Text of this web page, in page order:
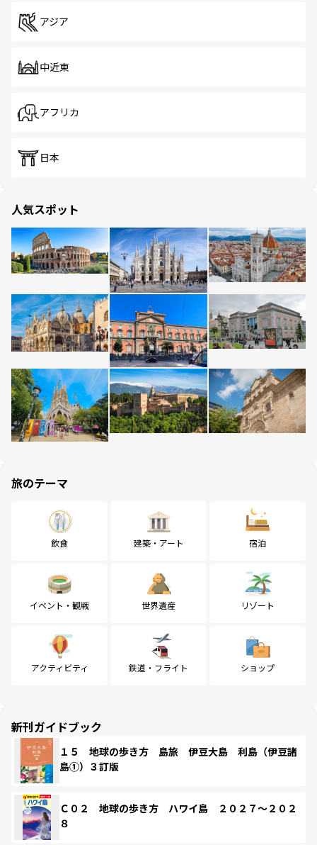
アジア
中近東
アフリカ
日本
人気スポット
旅のテーマ
飲食 建築・アート 宿泊
イベント・観戦 世界遺産 リゾート
アクティビティ 鉄道・フライト ショップ
新刊ガイドブック
１５ 地球の歩き方 島旅 伊豆大島 利島（伊豆諸
島①）３訂版
Ｃ０２ 地球の歩き方 ハワイ島 ２０２７～２０２
８